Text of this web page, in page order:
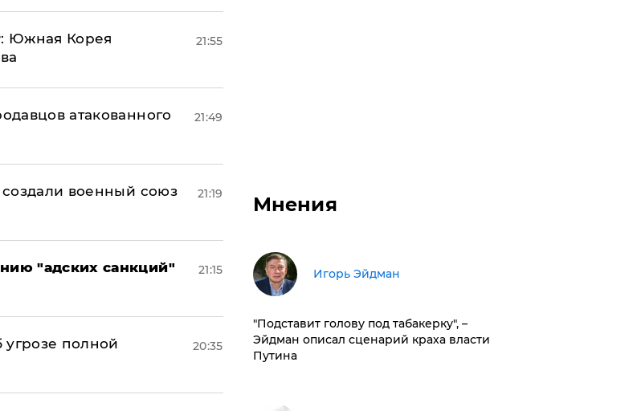
Южная Корея
21:55
атакованного
21:49
создали военный союз
21:19
"адских санкций"
21:15
полной
20:35
Мнения
Игорь Эйдман
​"Подставит голову под табакерку", –
Эйдман описал сценарий краха власти
Путина